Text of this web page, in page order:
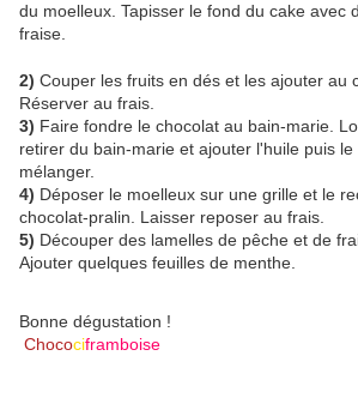
du moelleux. Tapisser le fond du cake avec
fraise.
2) Couper les fruits en dés et les ajouter au
Réserver au frais.
3) Faire fondre le chocolat au bain-marie.
retirer du bain-marie et ajouter l'huile puis le
mélanger.
4) Déposer le moelleux sur une grille et le
chocolat-pralin. Laisser reposer au frais.
5) Découper des lamelles de pêche et de
Ajouter quelques feuilles de menthe.
Bonne dégustation !
Chocociframboise